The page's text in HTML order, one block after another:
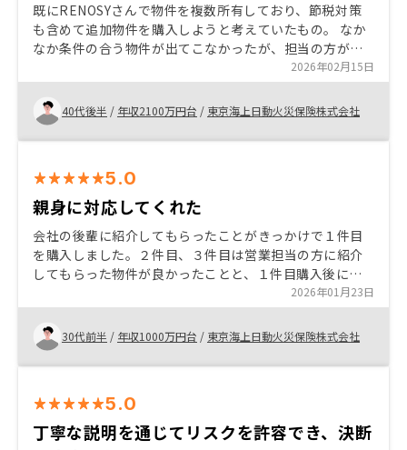
既にRENOSYさんで物件を複数所有しており、節税対策
も含めて追加物件を購入しようと考えていたもの。 なか
なか条件の合う物件が出てこなかったが、担当の方がし
っかりとフォローしてくれていて、希望と合致する物件
が出てきたため、購入したもの。
2026年02月15日
40代後半 / 年収2100万円台 / 東京海上日動火災保険株式会社
5.0
親身に対応してくれた
会社の後輩に紹介してもらったことがきっかけで１件目
を購入しました。２件目、３件目は営業担当の方に紹介
してもらった物件が良かったことと、１件目購入後に購
入したマンションの家賃が徐々に上がってきていること
が分かったため、もう少しリスクを取って良いと判断で
きたためです。
2026年01月23日
30代前半 / 年収1000万円台 / 東京海上日動火災保険株式会社
5.0
丁寧な説明を通じてリスクを許容でき、決断